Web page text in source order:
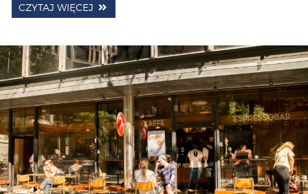
CZYTAJ WIĘCEJ